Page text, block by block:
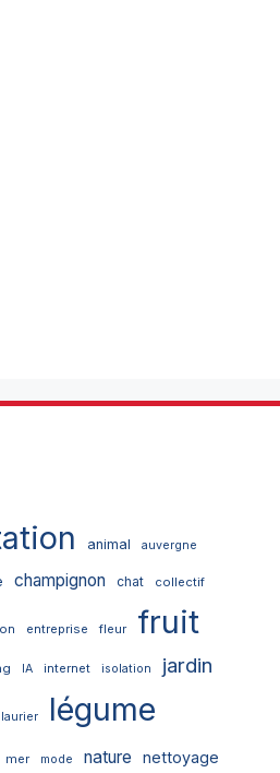
animal auvergne
champignon chat collectif
entreprise fleur fruit
IA internet isolation jardin
laurier légume
mer mode nature nettoyage